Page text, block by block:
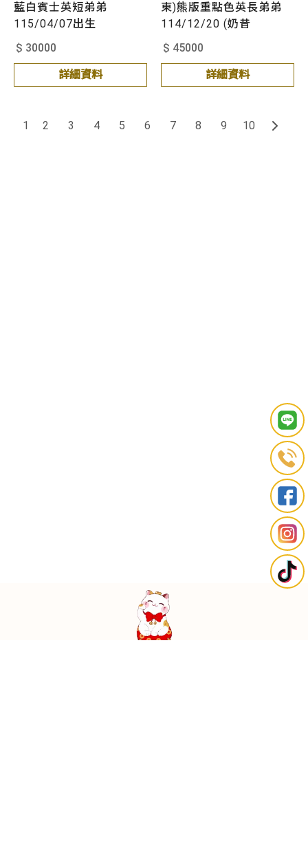
藍白賓士英短弟弟
115/04/07出生
$ 30000
詳細資料
東)熊版重點色英長弟弟
114/12/20 (奶昔
$ 45000
詳細資料
1 2 3 4 5 6 7 8 9 10